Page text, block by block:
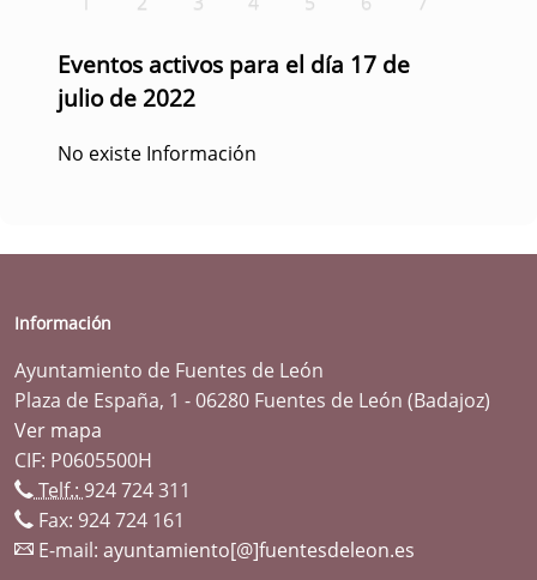
Eventos activos para el día 17 de
julio de 2022
No existe Información
Información
Ayuntamiento de Fuentes de León
Plaza de España, 1 - 06280 Fuentes de León (Badajoz)
Ver mapa
CIF: P0605500H
Telf.: 924 724 311
Fax: 924 724 161
E-mail: ayuntamiento[@]fuentesdeleon.es